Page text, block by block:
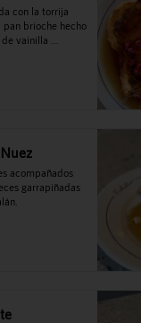
con la torrija
brioche hecho
vainilla
acompañados
garrapiñadas